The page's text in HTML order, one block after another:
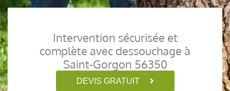
Intervention sécurisée et
complète avec dessouchage à
Saint-Gorgon 56350
DEVIS GRATUIT